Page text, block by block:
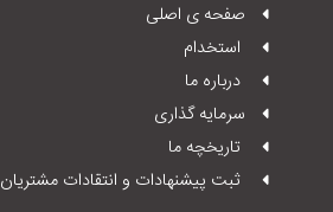
صفحه ی اصلی
استخدام
درباره ما
سرمایه گذاری
تاریخچه ما
ثبت پیشنهادات و انتقادات مشتریان